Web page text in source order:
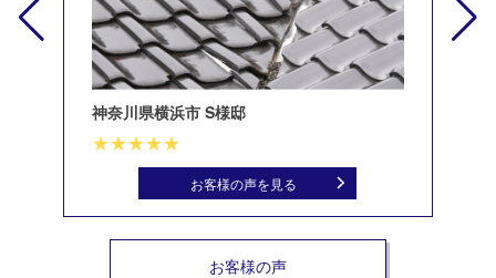
神奈川県横浜市 S様邸
お客様の声を見る
お客様の声